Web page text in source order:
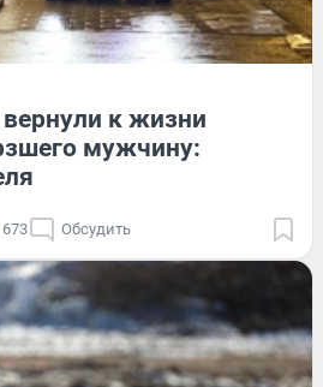
к жизни
мужчину:
673 Обсудить